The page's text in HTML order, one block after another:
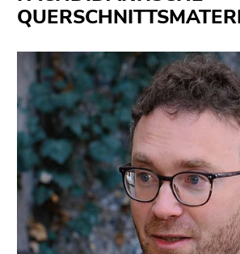
Sie diesen
Zum
Inhalt
(Zugriffstaste
1)
Zur
Positionsanzeige
(Zugriffstaste
2)
Zur
Seitenbereiche